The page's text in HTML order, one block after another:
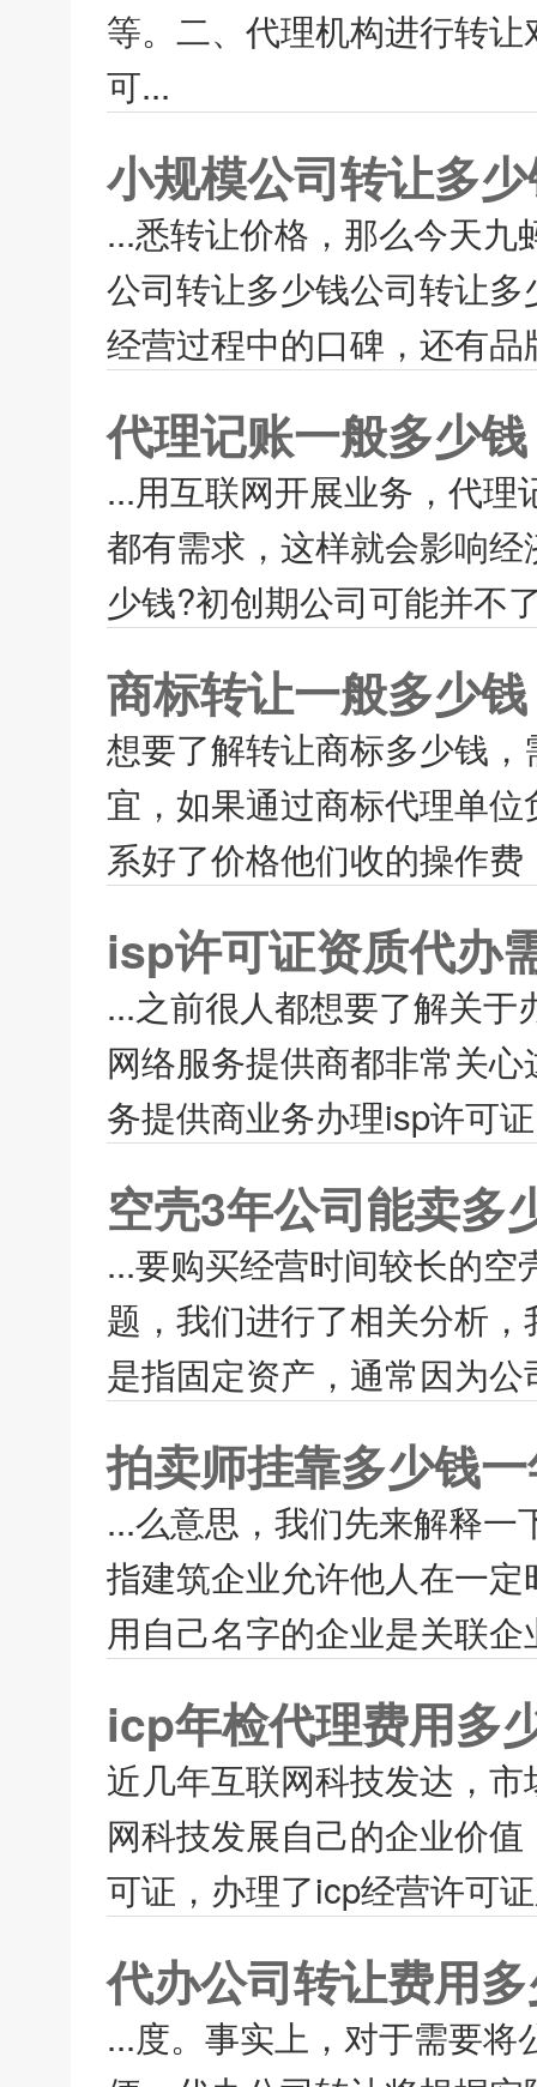
等。二、代理机构进行转
可...
小规模公司转让多
...悉转让价格，那么今天
公司转让多少钱公司转让
经营过程中的口碑，还有
代理记账一般多少钱
...用互联网开展业务，代
都有需求，这样就会影响
少钱?初创期公司可能并不
商标转让一般多少钱
想要了解转让商标多少钱
宜，如果通过商标代理单
系好了价格他们收的操作
isp许可证资质代办
...之前很人都想要了解关
网络服务提供商都非常关
务提供商业务办理isp许可
空壳3年公司能卖多
...要购买经营时间较长的
题，我们进行了相关分析
是指固定资产，通常因为
拍卖师挂靠多少钱
...么意思，我们先来解释一
指建筑企业允许他人在一
用自己名字的企业是关联
icp年检代理费用多
近几年互联网科技发达，
网科技发展自己的企业价
可证，办理了icp经营许可
代办公司转让费用
...度。事实上，对于需要